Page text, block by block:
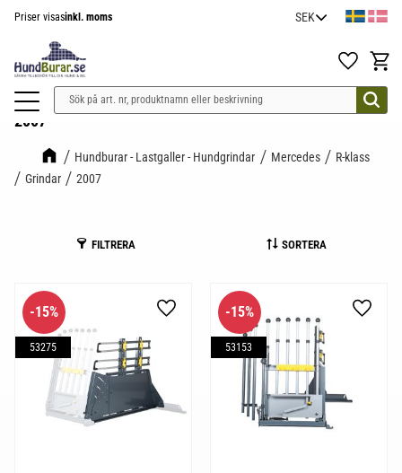
Priser visasinkl. moms
Favoriter
2007
Hundburar - Lastgaller - Hundgrindar Mercedes
R-klass
Grindar
2007
FILTRERA SORTERA
15%
53275
Lägg till i favoriter
15%
53153
Lägg